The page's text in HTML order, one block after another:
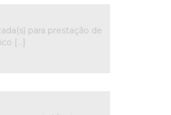
para prestação de
[…]